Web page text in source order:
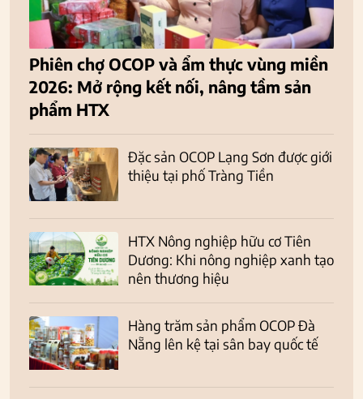
Phiên chợ OCOP và ẩm thực vùng miền
2026: Mở rộng kết nối, nâng tầm sản
phẩm HTX
Đặc sản OCOP Lạng Sơn được giới
thiệu tại phố Tràng Tiền
HTX Nông nghiệp hữu cơ Tiên
Dương: Khi nông nghiệp xanh tạo
nên thương hiệu
Hàng trăm sản phẩm OCOP Đà
Nẵng lên kệ tại sân bay quốc tế